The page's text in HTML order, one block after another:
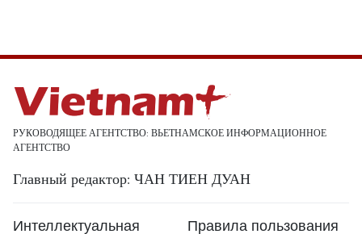
РУКОВОДЯЩЕЕ АГЕНТСТВО: ВЬЕТНАМСКОЕ ИНФОРМАЦИОННОЕ
АГЕНТСТВО
Главный редактор: ЧАН ТИЕН ДУАН
Интеллектуальная Правила пользования